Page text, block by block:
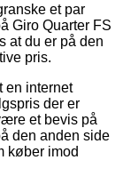
et par
Giro Quarter FS
at du er på den
pris.
en internet
der er
et bevis på
den anden side
køber imod